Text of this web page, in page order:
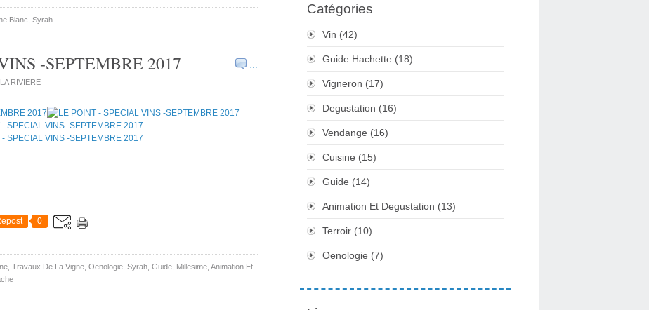
Blanc Syrah
…
-SEPTEMBRE 2017
RIVIERE
0
Travaux De La Vigne Oenologie Syrah Guide Millesime Animation Et
Catégories
Vin (42)
Guide Hachette (18)
Vigneron (17)
Degustation (16)
Vendange (16)
Cuisine (15)
Guide (14)
Animation Et Degustation (13)
Terroir (10)
Oenologie (7)